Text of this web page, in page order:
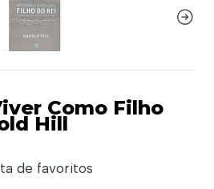
Como Filho
Hill
de favoritos